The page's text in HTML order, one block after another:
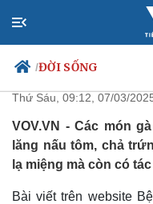
/ĐỜI SỐNG
Chính trị
Đảng
Tổ chức nhân sự
3 món ngon
làm, tốt cho
Thứ Sáu, 09:12, 07/03/
VOV.VN - Các món
lăng nấu tôm, chả
lạ miệng mà còn có
Bài viết trên website